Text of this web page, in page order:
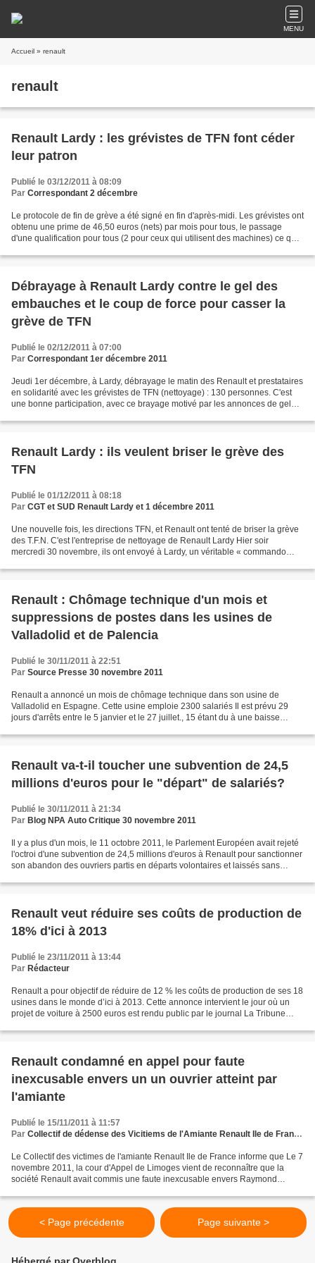
MENU
Accueil » renault
renault
Renault Lardy : les grévistes de TFN font céder
leur patron
Publié le 03/12/2011 à 08:09
Par Correspondant 2 décembre
Le protocole de fin de grève a été signé en fin d'après-midi. Les grévistes ont
obtenu une prime de 46,50 euros (nets) par mois pour tous, le passage
d'une qualification pour tous (2 pour ceux qui utilisent des machines) ce qui
Débrayage à Renault Lardy contre le gel des
embauches et le coup de force pour casser la
grève de TFN
Publié le 02/12/2011 à 07:00
Par Correspondant 1er décembre 2011
Jeudi 1er décembre, à Lardy, débrayage le matin des Renault et prestataires
en solidarité avec les grévistes de TFN (nettoyage) : 130 personnes. C'est
une bonne participation, avec ce brayage motivé par les annonces de gel
Renault Lardy : ils veulent briser le grève des
TFN
Publié le 01/12/2011 à 08:18
Par CGT et SUD Renault Lardy et 1 décembre 2011
Une nouvelle fois, les directions TFN, et Renault ont tenté de briser la grève
des T.F.N. C'est l'entreprise de nettoyage de Renault Lardy Hier soir
mercredi 30 novembre, ils ont envoyé à Lardy, un véritable « commando
Renault : Chômage technique d'un mois et
suppressions de postes dans les usines de
Valladolid et de Palencia
Publié le 30/11/2011 à 22:51
Par Source Presse 30 novembre 2011
Renault a annoncé un mois de chômage technique dans son usine de
Valladolid en Espagne. Cette usine emploie 2300 salariés Il est prévu 29
jours d'arrêts entre le 5 janvier et le 27 juillet., 15 étant du à une baisse
Renault va-t-il toucher une subvention de 24,5
millions d'euros pour le "départ" de salariés?
Publié le 30/11/2011 à 21:34
Par Blog NPA Auto Critique 30 novembre 2011
Il y a plus d'un mois, le 11 octobre 2011, le Parlement Européen avait rejeté
l'octroi d'une subvention de 24,5 millions d'euros à Renault pour sanctionner
son abandon des ouvriers partis en départs volontaires et laissés sans
Renault veut réduire ses coûts de production de
18% d'ici à 2013
Publié le 23/11/2011 à 13:44
Par Rédacteur
Renault a pour objectif de réduire de 12 % les coûts de production de ses 18
usines dans le monde d’ici à 2013. Cette annonce intervient le jour où un
projet de voiture à 2500 euros est rendu public par le journal La Tribune
Renault condamné en appel pour faute
inexcusable envers un un ouvrier atteint par
l'amiante
Publié le 15/11/2011 à 11:57
Par Collectif de dédense des Vicitiems de l'Amiante Renault Ile de France 15 novembre 2011
Le Collectif des victimes de l'amiante Renault Ile de France informe que Le 7
novembre 2011, la cour d'Appel de Limoges vient de reconnaître que la
société Renault avait commis une faute inexcusable envers Raymond
< Page précédente Page suivante >